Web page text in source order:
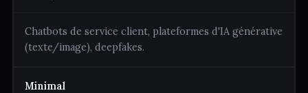
Chatbots de service client, plateformes d'IA générative
(texte/image), deepfakes.
Minimal